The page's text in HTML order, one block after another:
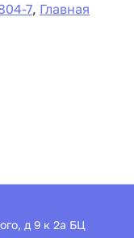
7, Главная
д 9 к 2а БЦ